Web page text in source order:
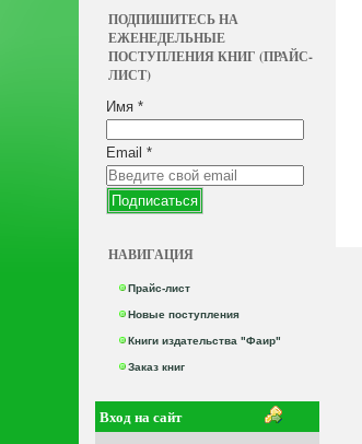
ПОДПИШИТЕСЬ НА
ЕЖЕНЕДЕЛЬНЫЕ
ПОСТУПЛЕНИЯ КНИГ (ПРАЙС-
ЛИСТ)
Имя *
Email *
НАВИГАЦИЯ
Прайс-лист
Новые поступления
Книги издательства "Фаир"
Заказ книг
Вход на сайт